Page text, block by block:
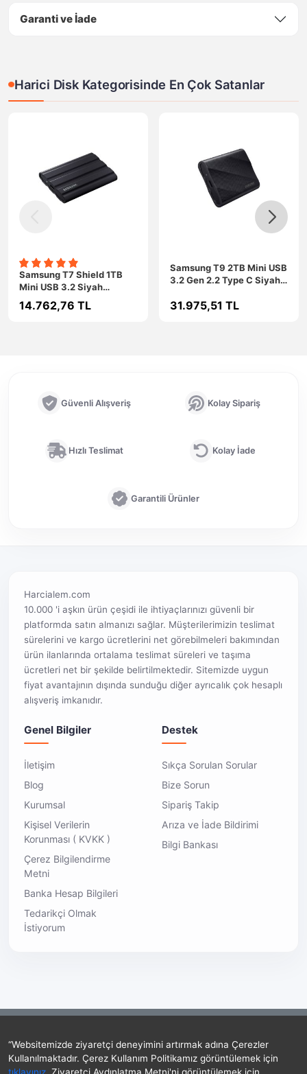
Garanti ve İade
Harici Disk Kategorisinde En Çok Satanlar
Samsung T7 Shield 1TB
Mini USB 3.2 Siyah
Taşınabilir SSD MU-
PE1T0S/WW
14.762,76 TL
Samsung T9 2TB Mini USB
3.2 Gen 2.2 Type C Siyah
PG2T0B/WW
31.975,51 TL
“Websitemizde ziyaretçi deneyimini artırmak adına Çerezler
Kullanılmaktadır. Çerez Kullanım Politikamız görüntülemek için
Güvenli Alışveriş Kolay Sipariş
Hızlı Teslimat Kolay İade
Garantili Ürünler
Harcialem.com
10.000 'i aşkın ürün çeşidi ile ihtiyaçlarınızı güvenli bir
platformda satın almanızı sağlar. Müşterilerimizin teslimat
sürelerini ve kargo ücretlerini net görebilmeleri bakımından
ürün ilanlarında ortalama teslimat süreleri ve taşıma
ücretleri net bir şekilde belirtilmektedir. Sitemizde uygun
fiyat avantajının dışında sunduğu diğer ayrıcalık çok hesaplı
alışveriş imkanıdır.
Genel Bilgiler
İletişim
Blog
Kurumsal
Kişisel Verilerin
Korunması ( KVKK )
Çerez Bilgilendirme
Metni
Banka Hesap Bilgileri
Tedarikçi Olmak
İstiyorum
Destek
Sıkça Sorulan Sorular
Bize Sorun
Sipariş Takip
Arıza ve İade Bildirimi
Bilgi Bankası